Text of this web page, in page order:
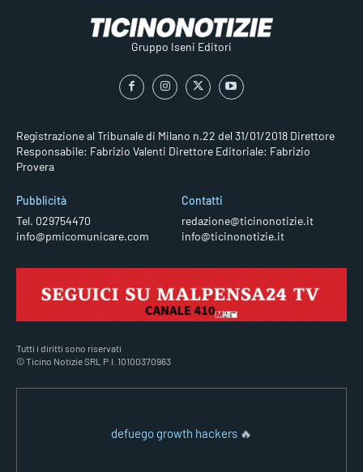
Gruppo Iseni Editori
Registrazione al Tribunale di Milano n.22 del 31/01/2018 Direttore
Responsabile: Fabrizio Valenti Direttore Editoriale: Fabrizio
Provera
Pubblicità
Tel. 029754470
info@pmicomunicare.com
Contatti
redazione@ticinonotizie.it
info@ticinonotizie.it
Tutti i diritti sono riservati
© Ticino Notizie SRL P.I. 10100370963
defuego growth hackers 🔥